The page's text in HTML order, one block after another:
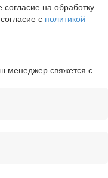
на обработку
с политикой
менеджер свяжется с